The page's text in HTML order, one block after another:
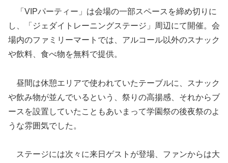
「VIPパーティー」は会場の一部スペースを締め切りに
し、「ジェダイトレーニングステージ」周辺にて開催。会
場内のファミリーマートでは、アルコール以外のスナック
や飲料、食べ物を無料で提供。
昼間は休憩エリアで使われていたテーブルに、スナック
や飲み物が並んでいるという、祭りの高揚感、それからブ
ースを設置していたこともあいまって学園祭の後夜祭のよ
うな雰囲気でした。
ステージには次々に来日ゲストが登場、ファンからは大